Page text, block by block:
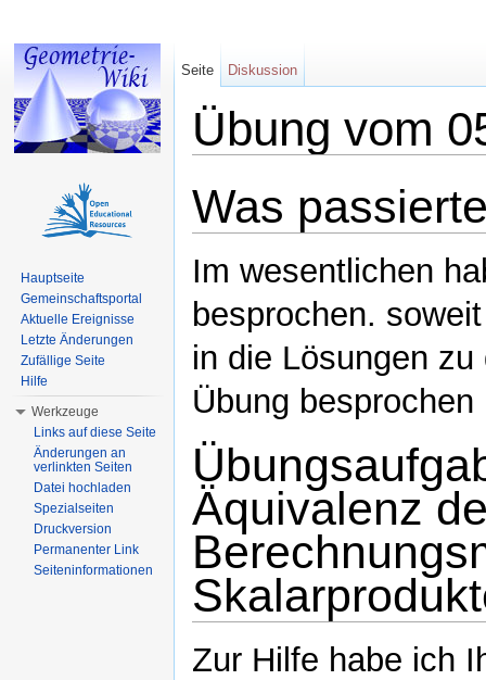
Übung vom
Was
Im wesentlichen
besprochen.
in die Lösungen
Übung besprochen
Äquivalenz
Zur Hilfe habe ich
Seite Diskussion
Hauptseite
Gemeinschaftsportal
Aktuelle Ereignisse
Letzte Änderungen
Zufällige Seite
Hilfe
Werkzeuge
Links auf diese Seite
Änderungen an
verlinkten Seiten
Datei hochladen
Spezialseiten
Druckversion
Permanenter Link
Seiteninformationen